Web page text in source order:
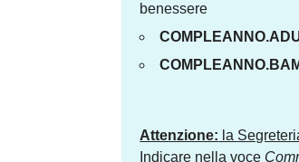
benessere
Attenzione: la
Indicare nella voce